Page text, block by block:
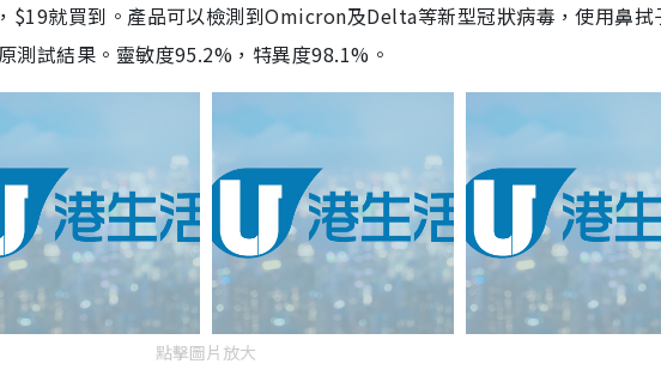
$19就買到。產品可以檢測到Omicron及Delta等新型冠狀病毒，使用鼻拭
測試結果。靈敏度95.2%，特異度98.1%。
點擊圖片放大